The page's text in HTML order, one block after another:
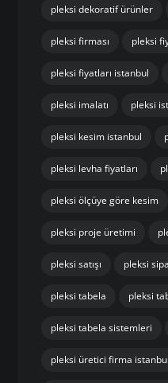
pleksi dekoratif ürünler
pleksi firması pleksi
pleksi fiyatları istanbul
pleksi imalatı pleksi
pleksi kesim istanbul
pleksi levha fiyatları
pleksi ölçüye göre kesim
pleksi proje üretimi
pleksi satışı pleksi
pleksi tabela pleksi
pleksi tabela sistemleri
pleksi üretici firma istanbul